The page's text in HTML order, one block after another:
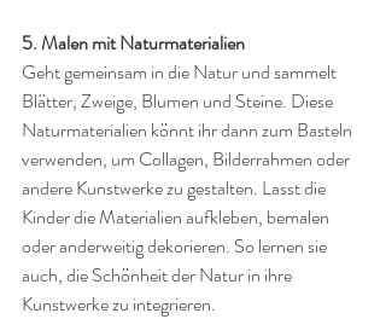
5. Malen mit Naturmaterialien
Geht gemeinsam in die Natur und sammelt
Blätter, Zweige, Blumen und Steine. Diese
Naturmaterialien könnt ihr dann zum Basteln
verwenden, um Collagen, Bilderrahmen oder
andere Kunstwerke zu gestalten. Lasst die
Kinder die Materialien aufkleben, bemalen
oder anderweitig dekorieren. So lernen sie
auch, die Schönheit der Natur in ihre
Kunstwerke zu integrieren.